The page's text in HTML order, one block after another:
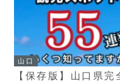
山口
【保存版】山口県